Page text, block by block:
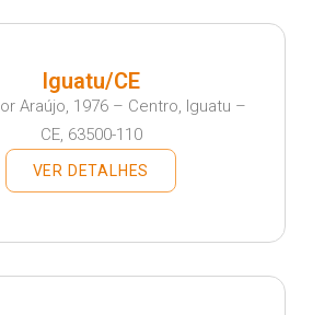
Iguatu/CE
Araújo, 1976 – Centro, Iguatu –
CE, 63500-110
VER DETALHES